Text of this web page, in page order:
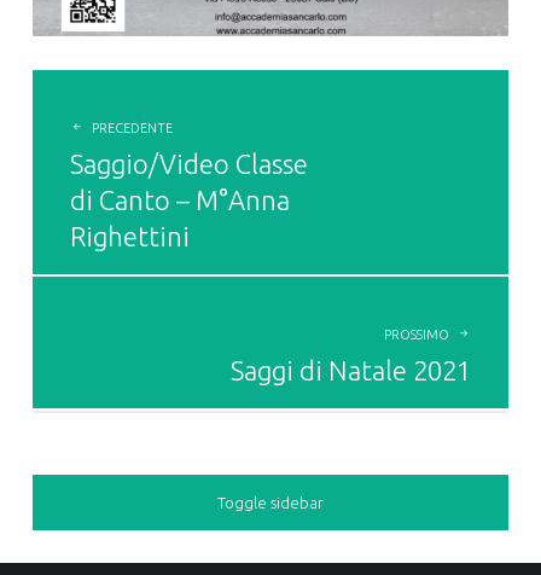
NAVIGATION
PRECEDENTE
Saggio/Video Classe
di Canto – M°Anna
Righettini
PROSSIMO
Saggi di Natale 2021
Toggle sidebar